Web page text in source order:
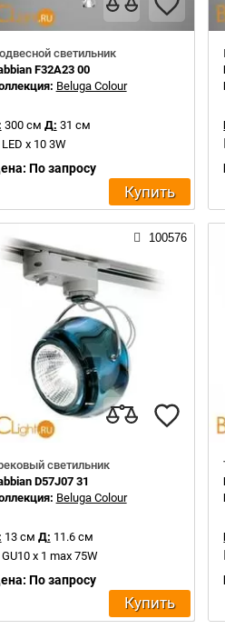
светильник
F32A23 00
Beluga Colour
300 см Д: 31 см
LED x 10 3W
По запросу
Купить
100576
светильник
D57J07 31
Beluga Colour
13 см Д: 11.6 см
GU10 x 1 max 75W
По запросу
Купить